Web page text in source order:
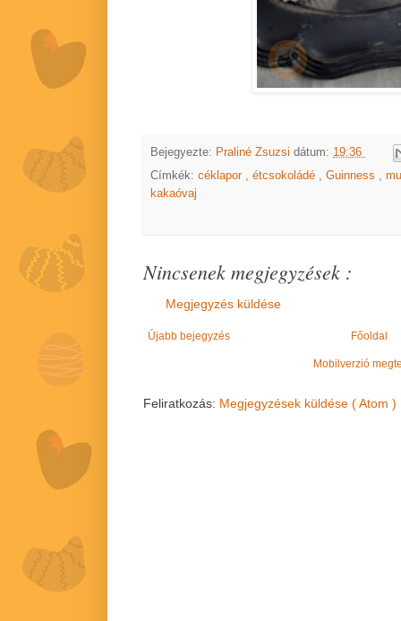
Bejegyezte: Praliné Zsuzsi dátum: 19:36
Címkék: céklapor , étcsokoládé , Guinness ,
kakaóvaj
Nincsenek megjegyzések :
Megjegyzés küldése
Újabb bejegyzés Főoldal
Mobilverzió
Feliratkozás: Megjegyzések küldése ( Atom )